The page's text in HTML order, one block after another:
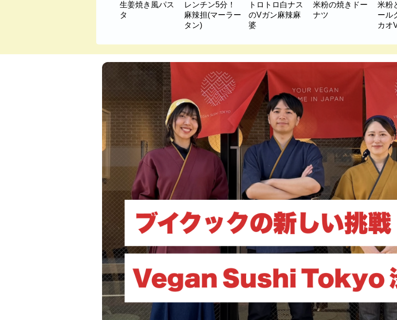
生姜焼き風パス
タ
レンチン5分！
麻辣担(マーラー
タン)
トロトロ白ナス
のVガン麻辣麻
婆
米粉の焼きドー
ナツ
米粉
ール
カオ